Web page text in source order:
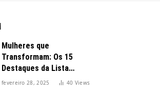
Mulheres que
Transformam: Os 15
Destaques da Lista
Forbes 2025 no Brasil
fevereiro 28, 2025 40 Views